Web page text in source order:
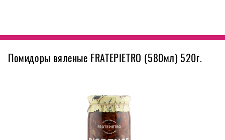
Помидоры вяленые FRATEPIETRO (580мл) 520г.